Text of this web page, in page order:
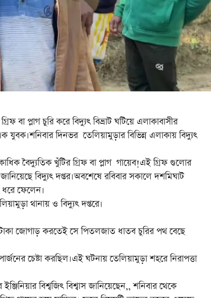
প্লাগ চুরি করে বিদ্যুৎ বিভ্রাট ঘটিয়ে এলাকাবাসীর
যুবক।শনিবার দিনভর তেলিয়ামুড়ার বিভিন্ন এলাকায় বিদ্যুৎ
বৈদ্যুতিক খুঁটির গ্রিফ বা প্লাগ গায়েব!এই গ্রিফ গুলোর
বিদ্যুৎ দপ্তর।অবশেষে রবিবার সকালে দশমিঘাট
ফেলেন।
থানায় ও বিদ্যুৎ দপ্তরে।
জোগাড় করতেই সে পিতলজাত ধাতব চুরির পথ বেছে
চেষ্টা করছিল।এই ঘটনায় তেলিয়ামুড়া শহরে নিরাপত্তা
বিশ্বজিৎ বিশ্বাস জানিয়েছেন,, শনিবার থেকে